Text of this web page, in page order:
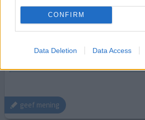
CONFIRM
Data Deletion Data Access
15-09-2020 | Vrouw | 20
amoxicilline
Ontsteking in de borst
Effectiviteit
geef mening